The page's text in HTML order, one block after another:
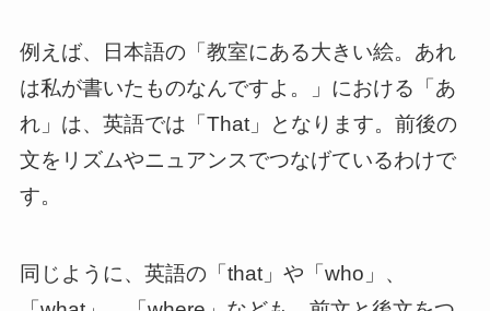
例えば、日本語の「教室にある大きい絵。あれ
は私が書いたものなんですよ。」における「あ
れ」は、英語では「That」となります。前後の
文をリズムやニュアンスでつなげているわけで
す。
同じように、英語の「that」や「who」、